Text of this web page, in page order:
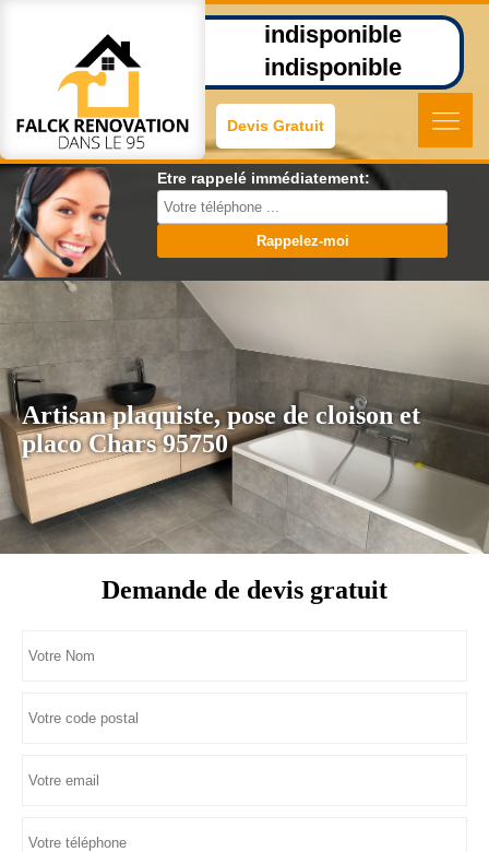
indisponible
indisponible
Devis Gratuit
Etre rappelé immédiatement:
Artisan plaquiste, pose de cloison et
placo Chars 95750
Demande de devis gratuit